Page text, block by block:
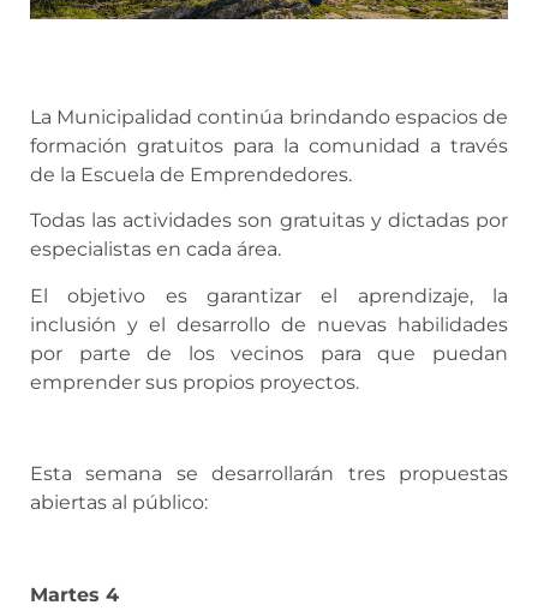
La Municipalidad continúa brindando espacios de
formación gratuitos para la comunidad a través
de la Escuela de Emprendedores.
Todas las actividades son gratuitas y dictadas por
especialistas en cada área.
El objetivo es garantizar el aprendizaje, la
inclusión y el desarrollo de nuevas habilidades
por parte de los vecinos para que puedan
emprender sus propios proyectos.
Esta semana se desarrollarán tres propuestas
abiertas al público:
Martes 4